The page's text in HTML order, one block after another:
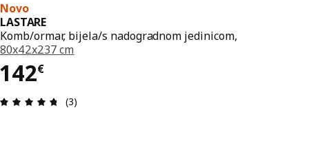
Novo
LASTARE
Komb/ormar, bijela/s nadogradnom jedinicom,
80x42x237 cm
142€
Cijena 142€
Ocjena i recenzija: 4.7 od 5 zvjezdica. Ukupno
(3)